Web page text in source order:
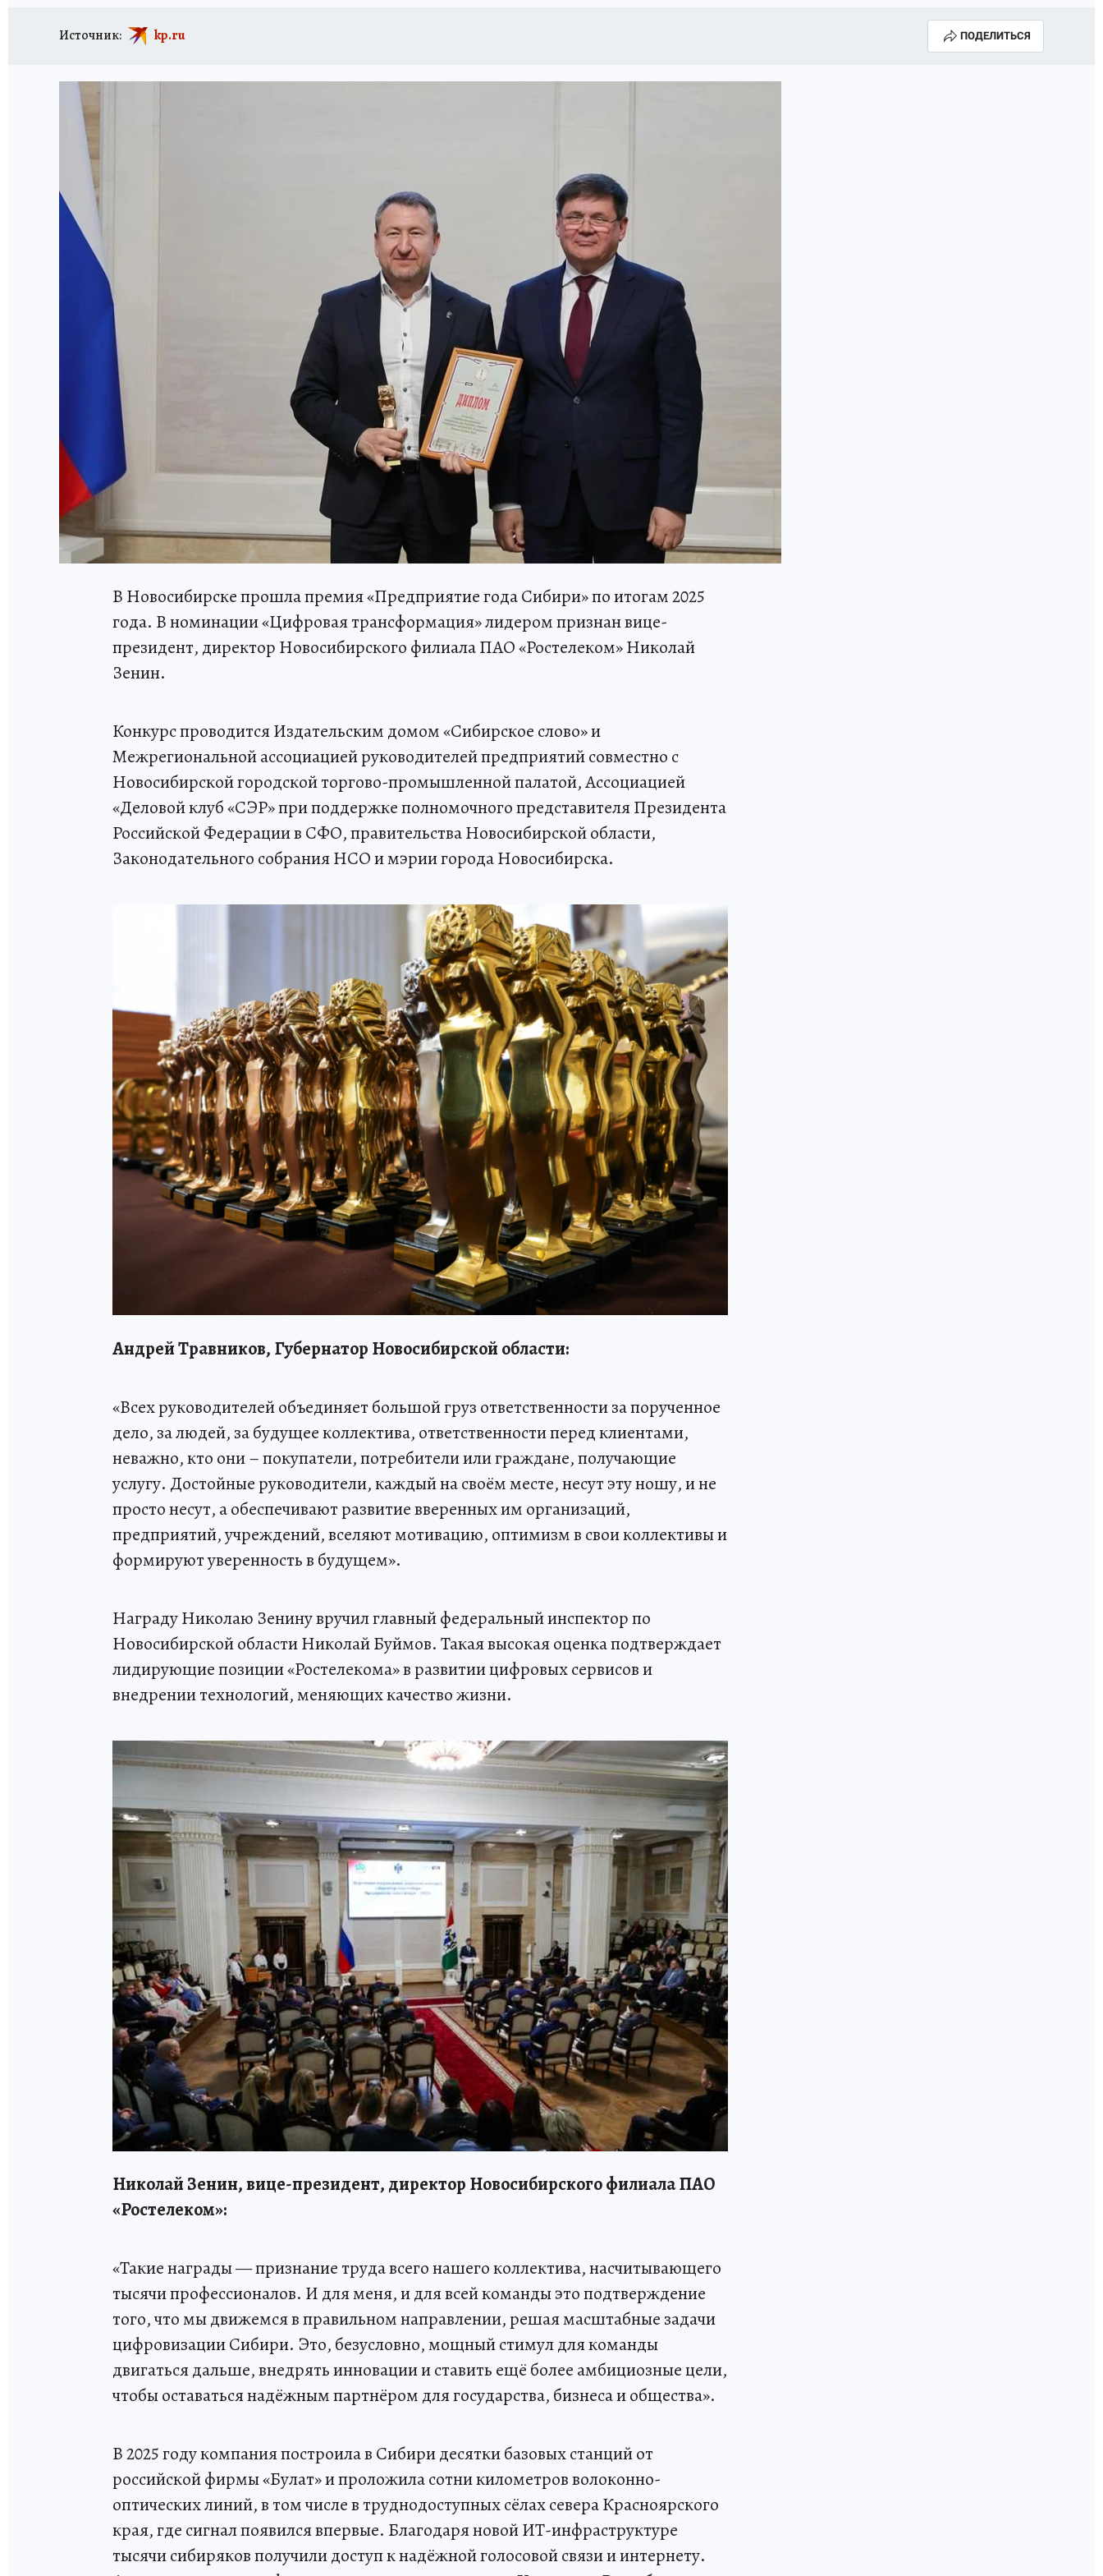
Источник: kp.ru ПОДЕЛИТЬСЯ
В Новосибирске прошла премия «Предприятие года Сибири» по итогам 2025
года. В номинации «Цифровая трансформация» лидером признан вице-
президент, директор Новосибирского филиала ПАО «Ростелеком» Николай
Зенин.
Конкурс проводится Издательским домом «Сибирское слово» и
Межрегиональной ассоциацией руководителей предприятий совместно с
Новосибирской городской торгово-промышленной палатой, Ассоциацией
«Деловой клуб «СЭР» при поддержке полномочного представителя Президента
Российской Федерации в СФО, правительства Новосибирской области,
Законодательного собрания НСО и мэрии города Новосибирска.
Андрей Травников, Губернатор Новосибирской области:
«Всех руководителей объединяет большой груз ответственности за порученное
дело, за людей, за будущее коллектива, ответственности перед клиентами,
неважно, кто они – покупатели, потребители или граждане, получающие
услугу. Достойные руководители, каждый на своём месте, несут эту ношу, и не
просто несут, а обеспечивают развитие вверенных им организаций,
предприятий, учреждений, вселяют мотивацию, оптимизм в свои коллективы и
формируют уверенность в будущем».
Награду Николаю Зенину вручил главный федеральный инспектор по
Новосибирской области Николай Буймов. Такая высокая оценка подтверждает
лидирующие позиции «Ростелекома» в развитии цифровых сервисов и
внедрении технологий, меняющих качество жизни.
Николай Зенин, вице-президент, директор Новосибирского филиала ПАО
«Ростелеком»:
«Такие награды — признание труда всего нашего коллектива, насчитывающего
тысячи профессионалов. И для меня, и для всей команды это подтверждение
того, что мы движемся в правильном направлении, решая масштабные задачи
цифровизации Сибири. Это, безусловно, мощный стимул для команды
двигаться дальше, внедрять инновации и ставить ещё более амбициозные цели,
чтобы оставаться надёжным партнёром для государства, бизнеса и общества».
В 2025 году компания построила в Сибири десятки базовых станций от
российской фирмы «Булат» и проложила сотни километров волоконно-
оптических линий, в том числе в труднодоступных сёлах севера Красноярского
края, где сигнал появился впервые. Благодаря новой ИТ-инфраструктуре
тысячи сибиряков получили доступ к надёжной голосовой связи и интернету.